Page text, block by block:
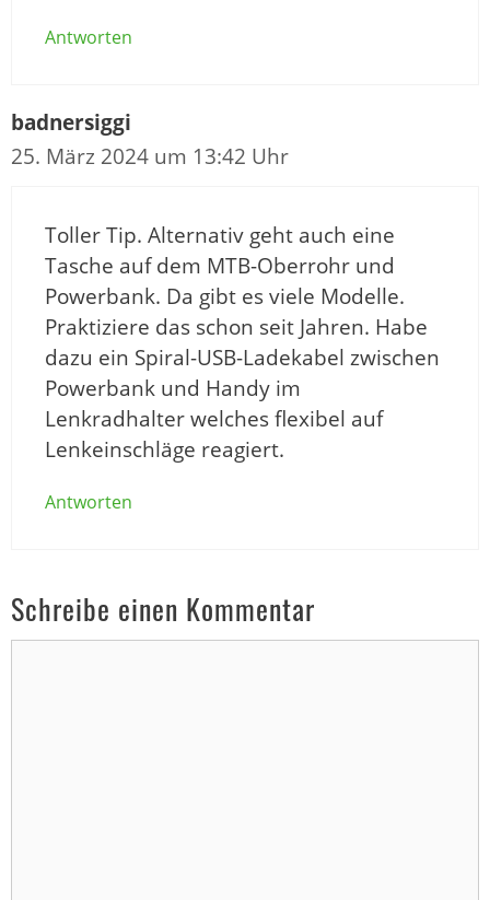
Antworten
badnersiggi
25. März 2024 um 13:42 Uhr
Toller Tip. Alternativ geht auch eine
Tasche auf dem MTB-Oberrohr und
Powerbank. Da gibt es viele Modelle.
Praktiziere das schon seit Jahren. Habe
dazu ein Spiral-USB-Ladekabel zwischen
Powerbank und Handy im
Lenkradhalter welches flexibel auf
Lenkeinschläge reagiert.
Antworten
Schreibe einen Kommentar